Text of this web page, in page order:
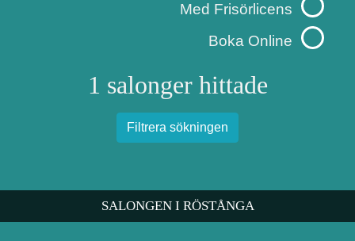
Med Frisörlicens
Boka Online
1 salonger hittade
Filtrera sökningen
SALONGEN I RÖSTÅNGA